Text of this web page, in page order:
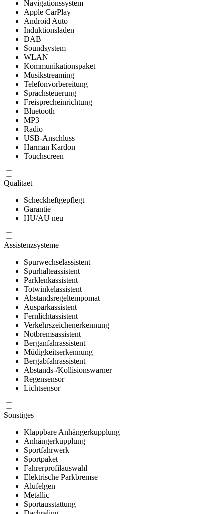
Navigationssystem
Apple CarPlay
Android Auto
Induktionsladen
DAB
Soundsystem
WLAN
Kommunikationspaket
Musikstreaming
Telefonvorbereitung
Sprachsteuerung
Freisprecheinrichtung
Bluetooth
MP3
Radio
USB-Anschluss
Harman Kardon
Touchscreen
Qualitaet
Scheckheftgepflegt
Garantie
HU/AU neu
Assistenzsysteme
Spurwechselassistent
Spurhalteassistent
Parklenkassistent
Totwinkelassistent
Abstandsregeltempomat
Ausparkassistent
Fernlichtassistent
Verkehrszeichenerkennung
Notbremsassistent
Berganfahrassistent
Müdigkeitserkennung
Bergabfahrassistent
Abstands-/Kollisionswarner
Regensensor
Lichtsensor
Sonstiges
Klappbare Anhängerkupplung
Anhängerkupplung
Sportfahrwerk
Sportpaket
Fahrerprofilauswahl
Elektrische Parkbremse
Alufelgen
Metallic
Sportausstattung